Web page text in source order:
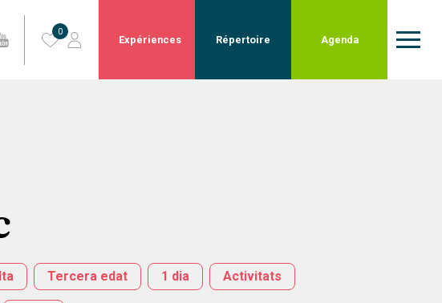
0
Expériences Répertoire Agenda
Tercera edat 1 dia Activitats